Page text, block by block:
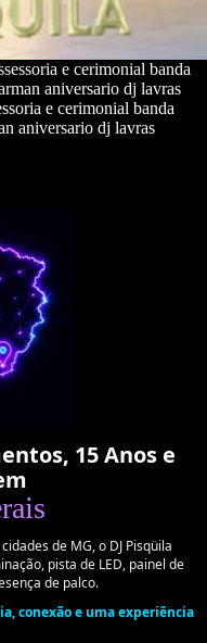
e cerimonial banda
aniversario dj lavras
e cerimonial banda
aniversario dj lavras
15 Anos e
de MG, o DJ Pisqüila
pista de LED, painel de
de palco.
conexão e uma experiência